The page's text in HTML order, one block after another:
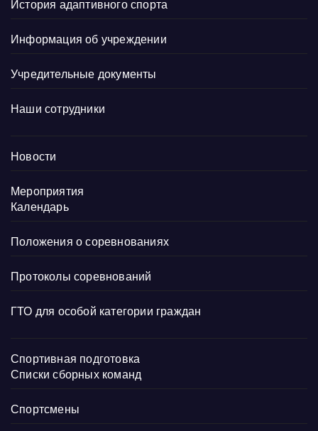
История адаптивного спорта
Информация об учреждении
Учредительные документы
Наши сотрудники
Новости
Мероприятия
Календарь
Положения о соревнованиях
Протоколы соревнований
ГТО для особой категории граждан
Спортивная подготовка
Списки сборных команд
Спортсмены